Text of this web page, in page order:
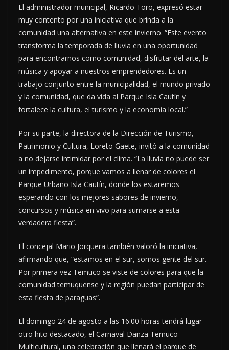
El administrador municipal, Ricardo Toro, expresó estar
muy contento por una iniciativa que brinda a la
comunidad una alternativa en este invierno. “Este evento
transforma la temporada de lluvia en una oportunidad
para encontrarnos como comunidad, disfrutar del arte, la
música y apoyar a nuestros emprendedores. Es un
trabajo conjunto entre la municipalidad, el mundo privado
y la comunidad, que da vida al Parque Isla Cautín y
fortalece la cultura, el turismo y la economía local.”
Por su parte, la directora de la Dirección de Turismo,
Patrimonio y Cultura, Loreto Gaete, invitó a la comunidad
a no dejarse intimidar por el clima. “La lluvia no puede ser
un impedimento, porque vamos a llenar de colores el
Parque Urbano Isla Cautín, donde los estaremos
esperando con los mejores sabores de invierno,
concursos y música en vivo para sumarse a esta
verdadera fiesta”.
El concejal Mario Jorquera también valoró la iniciativa,
afirmando que, “estamos en el sur, somos gente del sur.
Por primera vez Temuco se viste de colores para que la
comunidad temuquense y la región puedan participar de
esta fiesta de paraguas”.
El domingo 24 de agosto a las 16:00 horas tendrá lugar
otro hito destacado, el Carnaval Danza Temuco
Multicultural, una celebración que llenará el parque de